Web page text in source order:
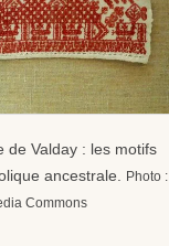
de Valday : les motifs
ancestrale.
Photo :
Commons